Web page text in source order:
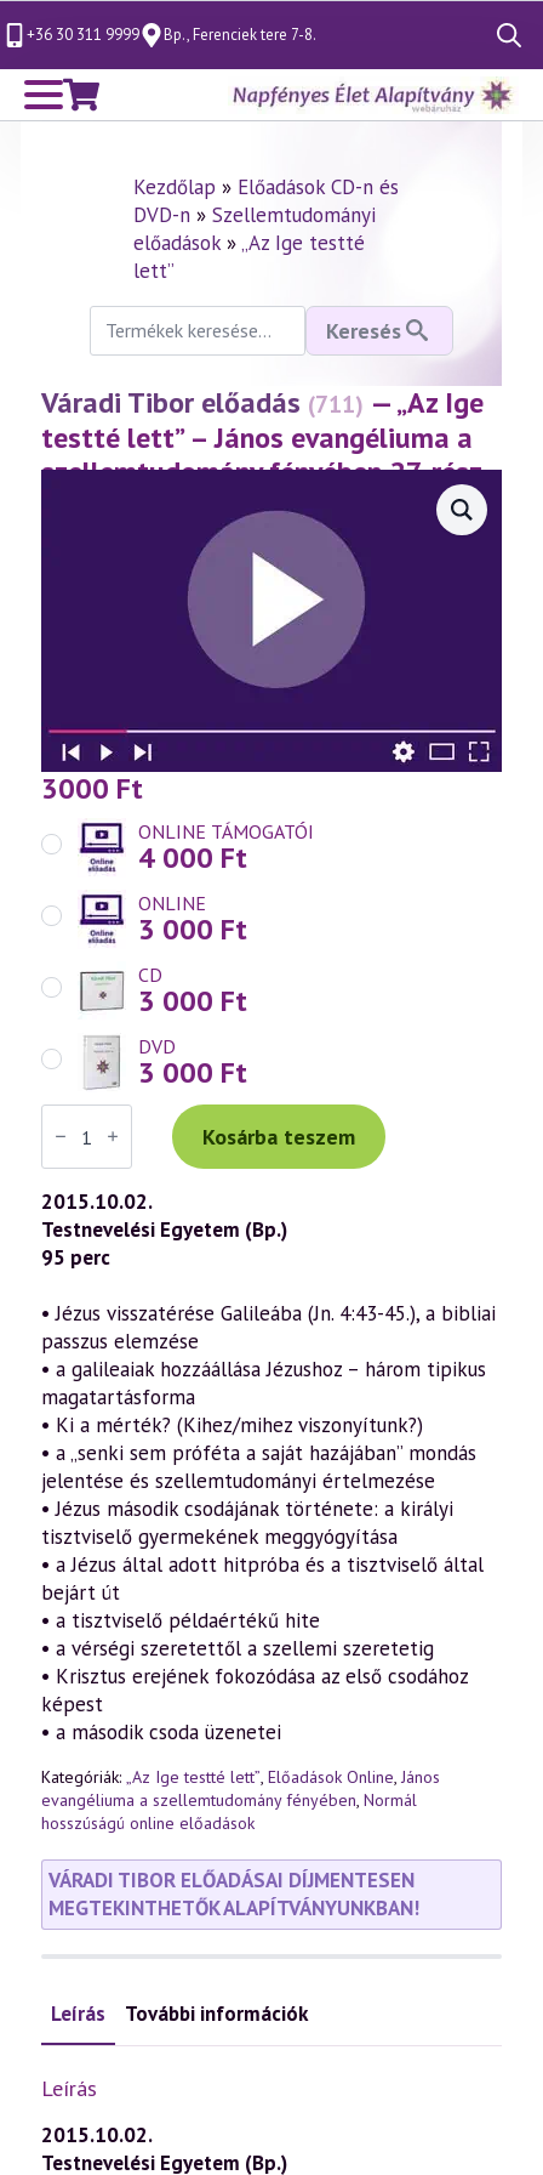
+36 30 311 9999 Bp., Ferenciek tere 7-8.
Search
for:
Kezdőlap » Előadások CD-n és
DVD-n» Szellemtudományi
előadások»„Az Ige testté
lett”
Keresés
következőre:
Keresés
Váradi Tibor előadás (711) — „Az Ige
testté lett” – János evangéliuma a
szellemtudomány fényében 27. rész
3000 Ft
ONLINE TÁMOGATÓI
4 000 Ft
ONLINE
3 000 Ft
CD
3 000 Ft
DVD
3 000 Ft
Váradi
Tibor
előadás
(711)
—
„Az
Ige
testté
lett”
János
evangéliuma
a
szellemtudomány
fényében
27.
rész
(2015.10.02.)
mennyiség
Kosárba teszem
2015.10.02.
Testnevelési Egyetem (Bp.)
95 perc
• Jézus visszatérése Galileába (Jn. 4:43-45.), a bibliai
passzus elemzése
• a galileaiak hozzáállása Jézushoz – három tipikus
magatartásforma
• Ki a mérték? (Kihez/mihez viszonyítunk?)
• a „senki sem próféta a saját hazájában” mondás
jelentése és szellemtudományi értelmezése
• Jézus második csodájának története: a királyi
tisztviselő gyermekének meggyógyítása
• a Jézus által adott hitpróba és a tisztviselő által
bejárt út
• a tisztviselő példaértékű hite
• a vérségi szeretettől a szellemi szeretetig
• Krisztus erejének fokozódása az első csodához
képest
• a második csoda üzenetei
Kategóriák: „Az Ige testté lett”, Előadások Online, János
evangéliuma a szellemtudomány fényében, Normál
hosszúságú online előadások
VÁRADI TIBOR ELŐADÁSAI DÍJMENTESEN
MEGTEKINTHETŐK ALAPÍTVÁNYUNKBAN!
Leírás További információk
Leírás
2015.10.02.
Testnevelési Egyetem (Bp.)